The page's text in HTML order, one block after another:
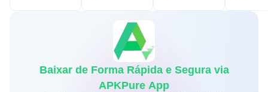
Baixar de Forma Rápida e Segura via
APKPure App